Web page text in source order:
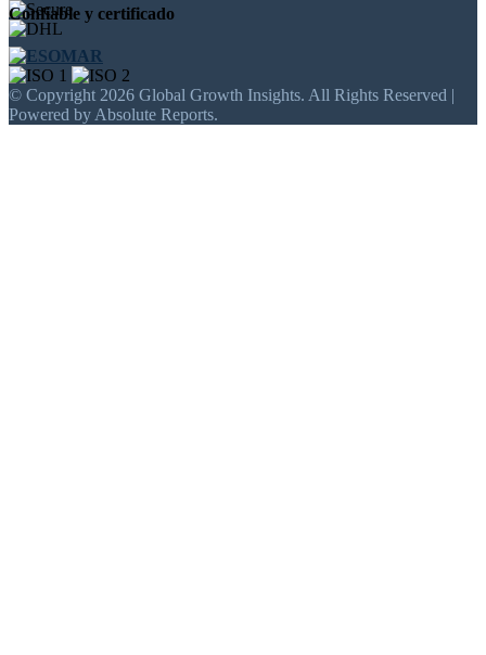
Confiable y certificado
© Copyright 2026 Global Growth Insights. All Rights Reserved |
Powered by Absolute Reports.